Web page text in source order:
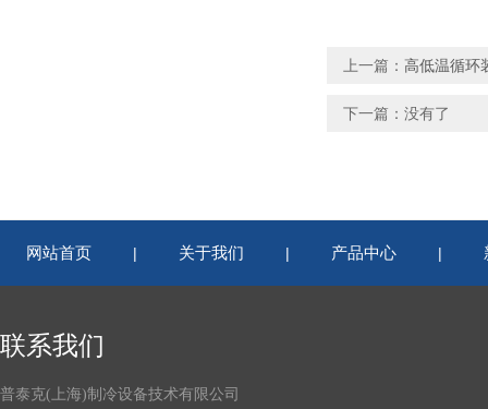
上一篇： 高低温循环
下一篇：没有了
网站首页 | 关于我们 | 产品中心 |
联系我们
普泰克(上海)制冷设备技术有限公司